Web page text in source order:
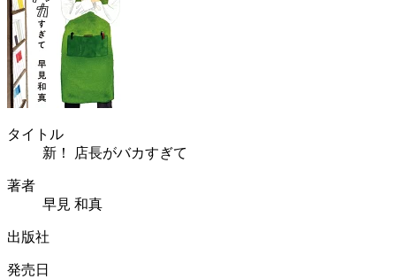
タイトル
新！ 店長がバカすぎて
著者
早見 和真
出版社
発売日